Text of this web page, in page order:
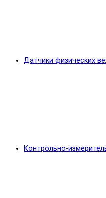
Датчики физических
Контрольно-